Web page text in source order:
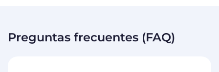
Preguntas frecuentes (FAQ)